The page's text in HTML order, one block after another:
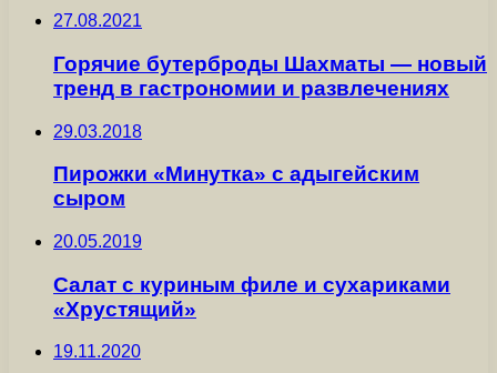
27.08.2021
Горячие бутерброды Шахматы — новый
тренд в гастрономии и развлечениях
29.03.2018
Пирожки «Минутка» с адыгейским
сыром
20.05.2019
Салат с куриным филе и сухариками
«Хрустящий»
19.11.2020